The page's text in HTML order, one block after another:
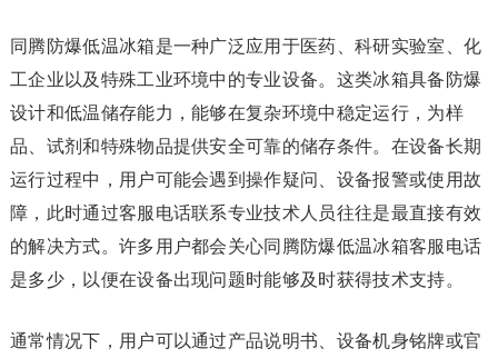
同腾防爆低温冰箱是一种广泛应用于医药、科研实验室、化
工企业以及特殊工业环境中的专业设备。这类冰箱具备防爆
设计和低温储存能力，能够在复杂环境中稳定运行，为样
品、试剂和特殊物品提供安全可靠的储存条件。在设备长期
运行过程中，用户可能会遇到操作疑问、设备报警或使用故
障，此时通过客服电话联系专业技术人员往往是最直接有效
的解决方式。许多用户都会关心同腾防爆低温冰箱客服电话
是多少，以便在设备出现问题时能够及时获得技术支持。
通常情况下，用户可以通过产品说明书、设备机身铭牌或官